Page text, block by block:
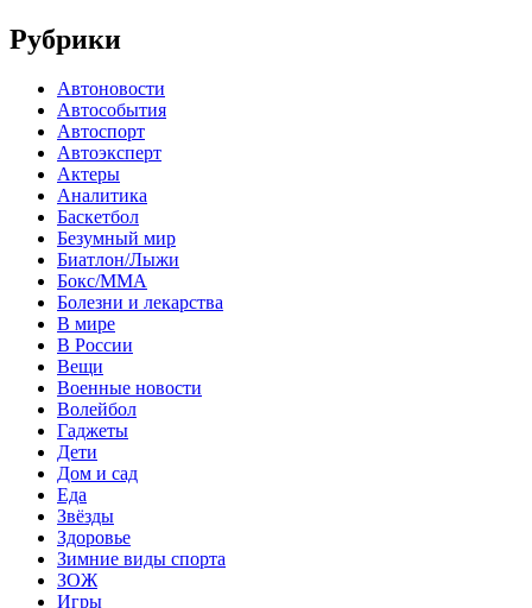
Рубрики
Автоновости
Автособытия
Автоспорт
Автоэксперт
Актеры
Аналитика
Баскетбол
Безумный мир
Биатлон/Лыжи
Бокс/MMA
Болезни и лекарства
В мире
В России
Вещи
Военные новости
Волейбол
Гаджеты
Дети
Дом и сад
Еда
Звёзды
Здоровье
Зимние виды спорта
ЗОЖ
Игры